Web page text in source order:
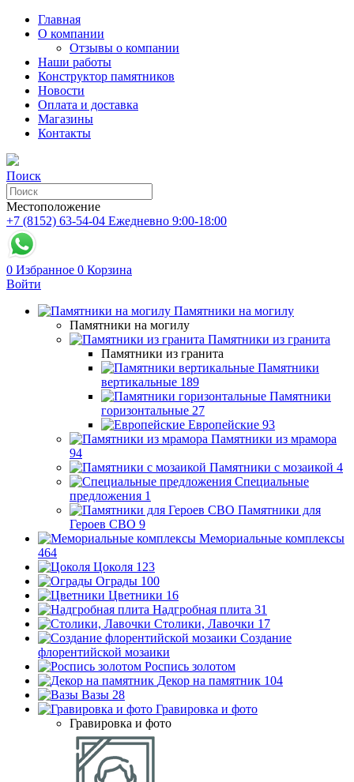
Главная
О компании
Отзывы о компании
Наши работы
Конструктор памятников
Новости
Оплата и доставка
Магазины
Контакты
Поиск
Местоположение
+7 (8152) 63-54-04 Ежедневно 9:00-18:00
0 Избранное 0 Корзина
Войти
Памятники на могилу
Памятники на могилу
Памятники из гранита
Памятники из гранита
Памятники
вертикальные 189
Памятники
горизонтальные 27
Европейские 93
Памятники из мрамора
94
Памятники с мозаикой 4
Специальные
предложения 1
Памятники для
Героев СВО 9
Мемориальные комплексы
464
Цоколя 123
Ограды 100
Цветники 16
Надгробная плита 31
Столики, Лавочки 17
Создание
флорентийской мозаики
Роспись золотом
Декор на памятник 104
Вазы 28
Гравировка и фото
Гравировка и фото